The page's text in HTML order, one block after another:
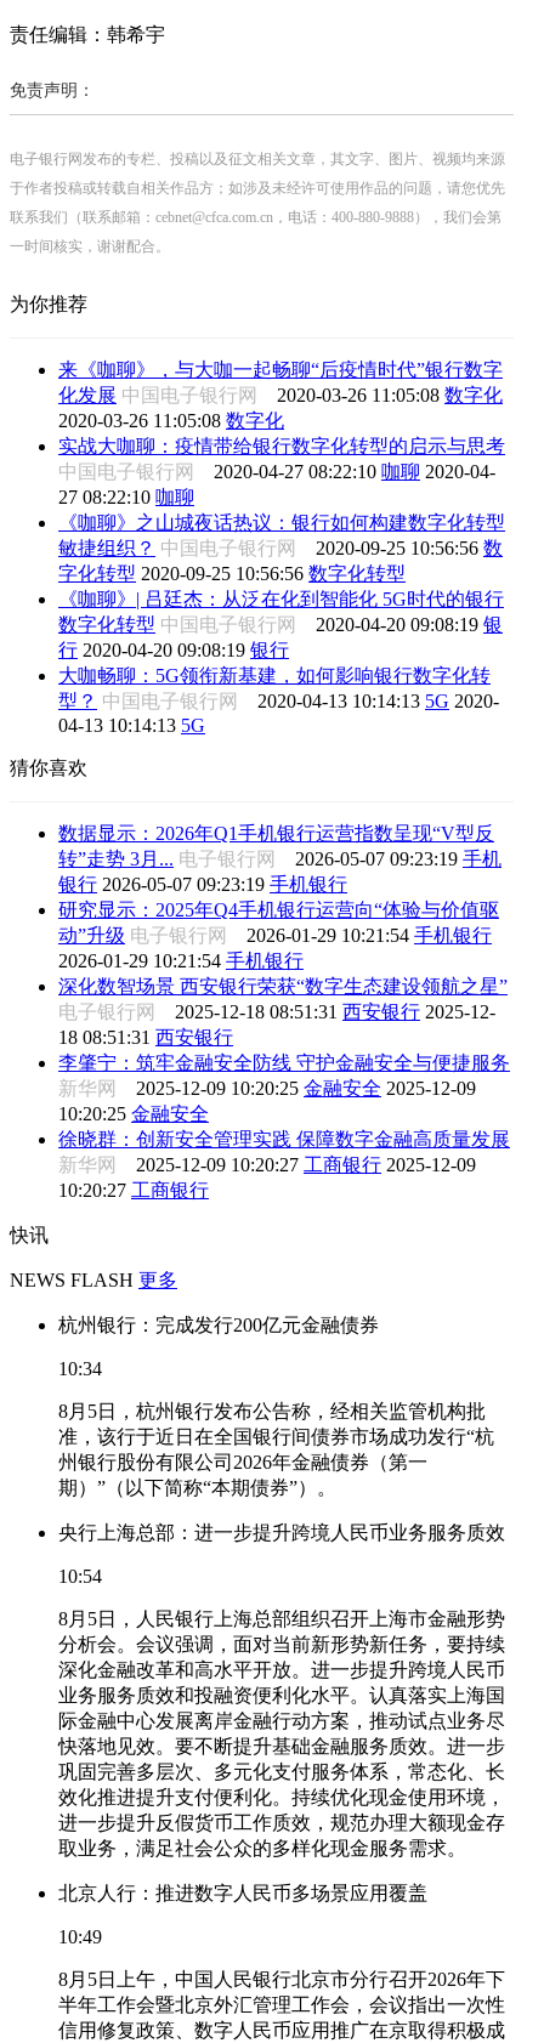
责任编辑：韩希宇
免责声明：
电子银行网发布的专栏、投稿以及征文相关文章，其文字、图片、视频均来源
于作者投稿或转载自相关作品方；如涉及未经许可使用作品的问题，请您优先
联系我们（联系邮箱：cebnet@cfca.com.cn，电话：400-880-9888），我们会第
一时间核实，谢谢配合。
为你推荐
来《咖聊》，与大咖一起畅聊“后疫情时代”银行数字
化发展 中国电子银行网 2020-03-26 11:05:08 数字化
2020-03-26 11:05:08 数字化
实战大咖聊：疫情带给银行数字化转型的启示与思考
中国电子银行网 2020-04-27 08:22:10 咖聊 2020-04-
27 08:22:10 咖聊
《咖聊》之山城夜话热议：银行如何构建数字化转型
敏捷组织？ 中国电子银行网 2020-09-25 10:56:56 数
字化转型 2020-09-25 10:56:56 数字化转型
《咖聊》| 吕廷杰：从泛在化到智能化 5G时代的银行
数字化转型 中国电子银行网 2020-04-20 09:08:19 银
行 2020-04-20 09:08:19 银行
大咖畅聊：5G领衔新基建，如何影响银行数字化转
型？ 中国电子银行网 2020-04-13 10:14:13 5G 2020-
04-13 10:14:13 5G
猜你喜欢
数据显示：2026年Q1手机银行运营指数呈现“V型反
转”走势 3月... 电子银行网 2026-05-07 09:23:19 手机
银行 2026-05-07 09:23:19 手机银行
研究显示：2025年Q4手机银行运营向“体验与价值驱
动”升级 电子银行网 2026-01-29 10:21:54 手机银行
2026-01-29 10:21:54 手机银行
深化数智场景 西安银行荣获“数字生态建设领航之星”
电子银行网 2025-12-18 08:51:31 西安银行 2025-12-
18 08:51:31 西安银行
李肇宁：筑牢金融安全防线 守护金融安全与便捷服务
新华网 2025-12-09 10:20:25 金融安全 2025-12-09
10:20:25 金融安全
徐晓群：创新安全管理实践 保障数字金融高质量发展
新华网 2025-12-09 10:20:27 工商银行 2025-12-09
10:20:27 工商银行
快讯
NEWS FLASH 更多
杭州银行：完成发行200亿元金融债券
10:34
8月5日，杭州银行发布公告称，经相关监管机构批
准，该行于近日在全国银行间债券市场成功发行“杭
州银行股份有限公司2026年金融债券（第一
期）”（以下简称“本期债券”）。
央行上海总部：进一步提升跨境人民币业务服务质效
10:54
8月5日，人民银行上海总部组织召开上海市金融形势
分析会。会议强调，面对当前新形势新任务，要持续
深化金融改革和高水平开放。进一步提升跨境人民币
业务服务质效和投融资便利化水平。认真落实上海国
际金融中心发展离岸金融行动方案，推动试点业务尽
快落地见效。要不断提升基础金融服务质效。进一步
巩固完善多层次、多元化支付服务体系，常态化、长
效化推进提升支付便利化。持续优化现金使用环境，
进一步提升反假货币工作质效，规范办理大额现金存
取业务，满足社会公众的多样化现金服务需求。
北京人行：推进数字人民币多场景应用覆盖
10:49
8月5日上午，中国人民银行北京市分行召开2026年下
半年工作会暨北京外汇管理工作会，会议指出一次性
信用修复政策、数字人民币应用推广在京取得积极成